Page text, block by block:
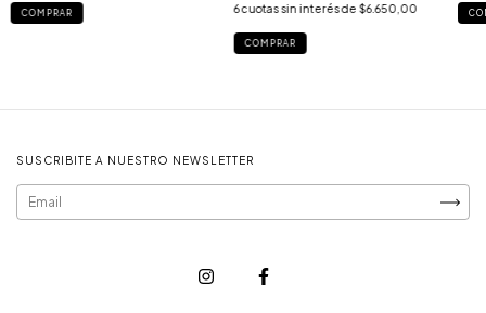
COMPRAR
6cuotas sin interés de $6.650,00
COMPRAR
SUSCRIBITE A NUESTRO NEWSLETTER